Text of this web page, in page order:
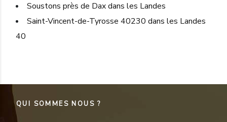
Soustons près de Dax dans les Landes
Saint-Vincent-de-Tyrosse 40230 dans les Landes
40
QUI SOMMES NOUS ?